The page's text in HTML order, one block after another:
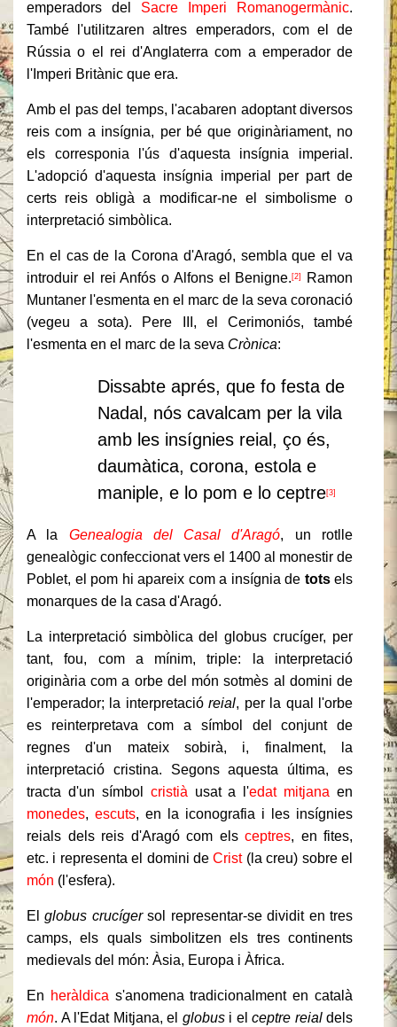
emperadors del Sacre Imperi Romanogermànic.
També l'utilitzaren altres emperadors, com el de
Rússia o el rei d'Anglaterra com a emperador de
l'Imperi Britànic que era.
Amb el pas del temps, l'acabaren adoptant diversos
reis com a insígnia, per bé que originàriament, no
els corresponia l'ús d'aquesta insígnia imperial.
L'adopció d'aquesta insígnia imperial per part de
certs reis obligà a modificar-ne el simbolisme o
interpretació simbòlica.
En el cas de la Corona d'Aragó, sembla que el va
introduir el rei Anfós o Alfons el Benigne.[2]
Ramon
Muntaner l'esmenta en el marc de la seva coronació
(vegeu a sota). Pere III, el Cerimoniós, també
l'esmenta en el marc de la seva Crònica:
Dissabte aprés, que fo festa de
Nadal, nós cavalcam per la vila
amb les insígnies reial, ço és,
daumàtica, corona, estola e
maniple, e lo pom e lo ceptre[3]
A la Genealogia del Casal d'Aragó, un rotlle
genealògic confeccionat vers el 1400 al monestir de
Poblet, el pom hi apareix com a insígnia de totsels
monarques de la casa d'Aragó.
La interpretació simbòlica del globus crucíger, per
tant, fou, com a mínim, triple: la interpretació
originària com a orbe del món sotmès al domini de
l'emperador; la interpretacióreial, per la qual l'orbe
es reinterpretava com a símbol del conjunt de
regnes d'un mateix sobirà, i, finalment, la
interpretació cristina. Segons aquesta última, es
tracta d'un símbol cristià usat a l'edat mitjana en
monedes, escuts, en la iconografia i les insígnies
reials dels reis d'Aragó com els ceptres, en fites,
etc. i representa el domini deCrist(la creu) sobre el
món (l'esfera).
Elglobus crucígersol representar-se dividit en tres
camps, els quals simbolitzen els tres continents
medievals del món: Àsia, Europa i Àfrica.
En heràldica s'anomena tradicionalment en català
món. A l'Edat Mitjana, el globusi el ceptre reialdels